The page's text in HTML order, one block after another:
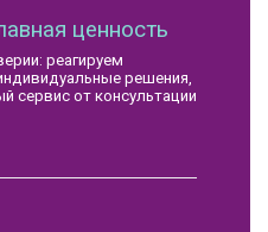
ценность
реагируем
решения,
сервис от консультации